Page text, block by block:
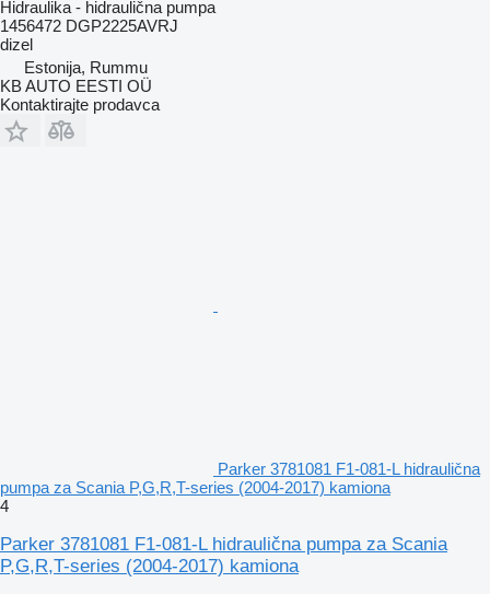
Hidraulika - hidraulična pumpa
1456472 DGP2225AVRJ
dizel
Estonija, Rummu
KB AUTO EESTI OÜ
Kontaktirajte prodavca
Parker 3781081 F1-081-L hidraulična
pumpa za Scania P,G,R,T-series (2004-2017) kamiona
4
Parker 3781081 F1-081-L hidraulična pumpa za Scania
P,G,R,T-series (2004-2017) kamiona